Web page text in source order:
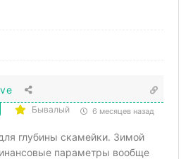
Бывалый 6 месяцев назад
глубины скамейки. Зимой
параметры вообще